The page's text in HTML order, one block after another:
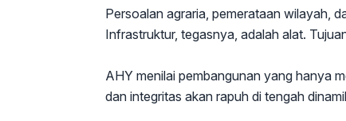
Persoalan agraria, pemerataan wilayah,
Infrastruktur, tegasnya, adalah alat.
AHY menilai pembangunan yang hanya
dan integritas akan rapuh di tengah